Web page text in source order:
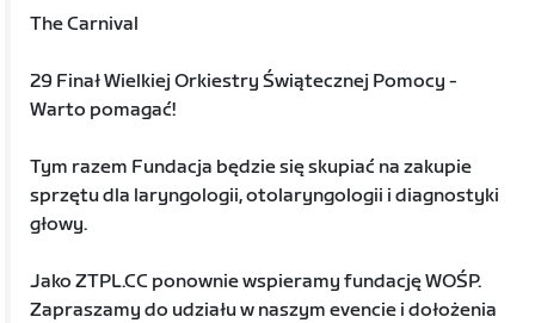
The Carnival
29 Finał Wielkiej Orkiestry Świątecznej Pomocy -
Warto pomagać!
Tym razem Fundacja będzie się skupiać na zakupie
sprzętu dla laryngologii, otolaryngologii i diagnostyki
głowy.
Jako ZTPL.CC ponownie wspieramy fundację WOŚP.
Zapraszamy do udziału w naszym evencie i dołożenia